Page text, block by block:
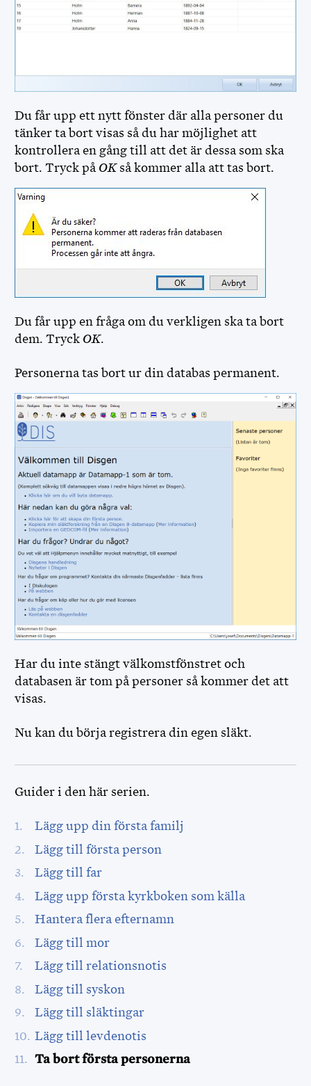
Du får upp ett nytt fönster där alla personer du
tänker ta bort visas så du har möjlighet att
kontrollera en gång till att det är dessa som ska
bort. Tryck på OK så kommer alla att tas bort.
Du får upp en fråga om du verkligen ska ta bort
dem. Tryck OK.
Personerna tas bort ur din databas permanent.
Har du inte stängt välkomstfönstret och
databasen är tom på personer så kommer det att
visas.
Nu kan du börja registrera din egen släkt.
Guider i den här serien.
Lägg upp din första familj
Lägg till första person
Lägg till far
Lägg upp första kyrkboken som källa
Hantera flera efternamn
Lägg till mor
Lägg till relationsnotis
Lägg till syskon
Lägg till släktingar
Lägg till levdenotis
Ta bort första personerna